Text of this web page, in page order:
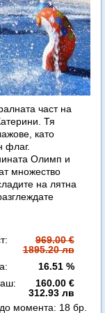
част на
Тя
като
флаг.
Олимп и
множество
на лятна
969.00 €
1895.20 лв
16.51 %
160.00 €
312.93 лв
момента: 18 бр.